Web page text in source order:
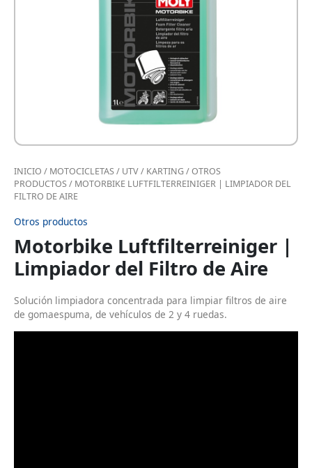
INICIO / MOTOCICLETAS / UTV / KARTING/OTROS
PRODUCTOS/ MOTORBIKE LUFTFILTERREINIGER | LIMPIADOR DEL
FILTRO DE AIRE
Otros productos
Motorbike Luftfilterreiniger |
Limpiador del Filtro de Aire
Solución limpiadora concentrada para limpiar filtros de aire
de gomaespuma, de vehículos de 2 y 4 ruedas.